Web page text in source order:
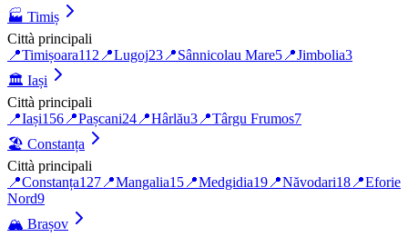
🏭 Timiș
Città principali
📍Timișoara112 📍Lugoj23 📍Sânnicolau Mare5 📍Jimbolia3
🏛️ Iași
Città principali
📍Iași156 📍Pașcani24 📍Hârlău3 📍Târgu Frumos7
🏖️ Constanța
Città principali
📍Constanța127 📍Mangalia15 📍Medgidia19 📍Năvodari18 📍Eforie
Nord9
🏔️ Brașov